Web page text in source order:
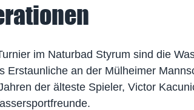
im Naturbad Styrum sind die
Erstaunliche an der Mülheimer
der älteste Spieler, Victor